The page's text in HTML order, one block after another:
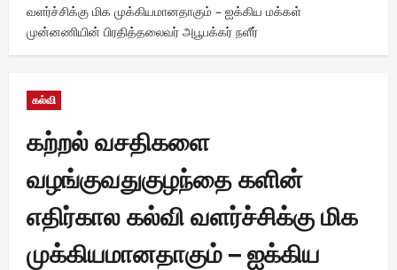
வளர்ச்சிக்கு மிக முக்கியமானதாகும் – ஐக்கிய மக்கள்
முன்னணியின் பிரதித்தலைவர் அபூபக்கர் நளீர்
கல்வி
கற்றல் வசதிகளை
வழங்குவதுகுழந்தை களின்
எதிர்கால கல்வி வளர்ச்சிக்கு மிக
முக்கியமானதாகும் – ஐக்கிய